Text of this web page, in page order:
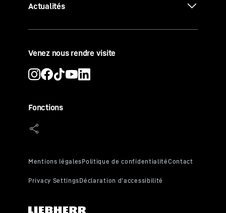
Actualités
Venez nous rendre visite
Fonctions